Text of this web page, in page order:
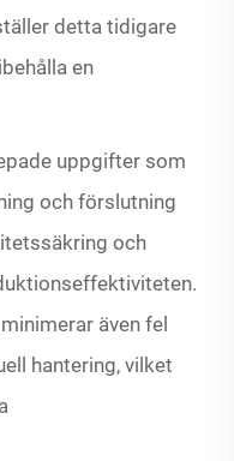
detta tidigare
en
uppgifter som
och förslutning
och
även fel
hantering, vilket